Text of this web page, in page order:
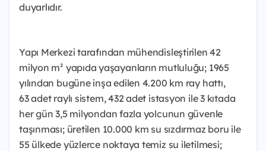
duyarlıdır.
Yapı Merkezi tarafından mühendisleştirilen 42
milyon m² yapıda yaşayanların mutluluğu; 1965
yılından bugüne inşa edilen 4.200 km ray hattı,
63 adet raylı sistem, 432 adet istasyon ile 3 kıtada
her gün 3,5 milyondan fazla yolcunun güvenle
taşınması; üretilen 10.000 km su sızdırmaz boru ile
55 ülkede yüzlerce noktaya temiz su iletilmesi;